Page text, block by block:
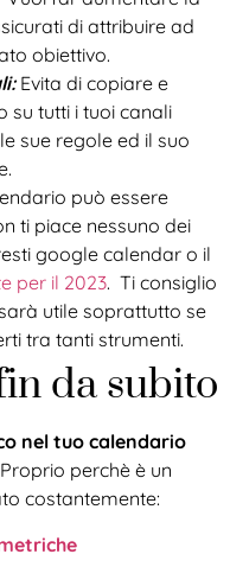
di attribuire ad
obiettivo.
Evita di copiare e
su tutti i tuoi canali
sue regole ed il suo
può essere
ti piace nessuno dei
google calendar o il
per il 2023. Ti consiglio
utile soprattutto se
tra tanti strumenti.
da subito
nel tuo calendario
Proprio perchè è un
costantemente: